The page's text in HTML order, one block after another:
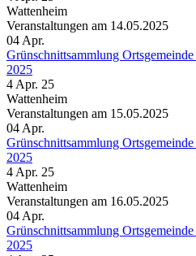
Wattenheim
Veranstaltungen am 14.05.2025
04 Apr.
Grünschnittsammlung
2025
4 Apr. 25
Wattenheim
Veranstaltungen am 15.05.2025
04 Apr.
Grünschnittsammlung
2025
4 Apr. 25
Wattenheim
Veranstaltungen am 16.05.2025
04 Apr.
Grünschnittsammlung
2025